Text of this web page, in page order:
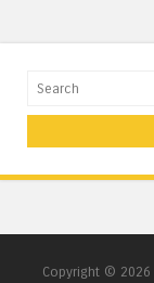
Search
Copyright © 2026